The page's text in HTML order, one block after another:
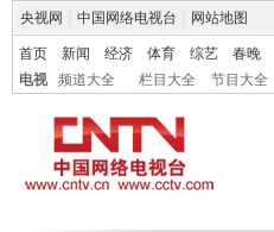
央视网 中国网络电视台 网站地图
首页 新闻 经济 体育 综艺 春晚
电视
频道大全 栏目大全 节目大全